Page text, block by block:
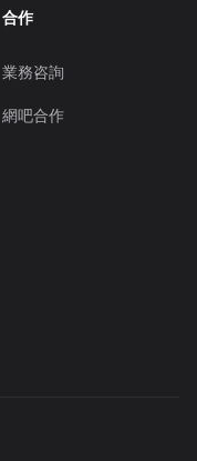
合作
業務咨詢
網吧合作